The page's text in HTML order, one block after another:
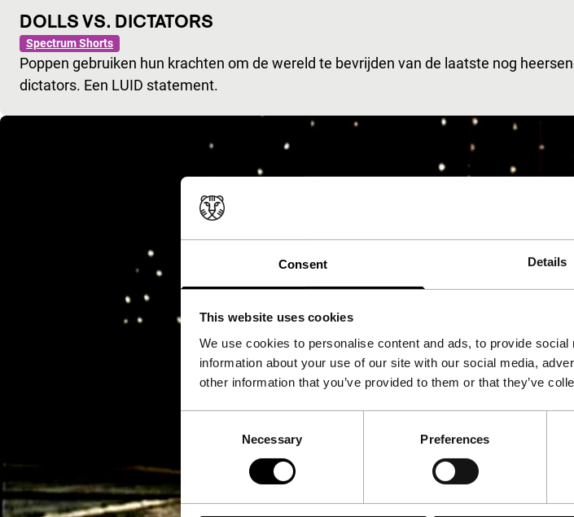
Consent Details
This website uses cookies
We use cookies to personalise content and ads, to provide
information about your use of our site with our social media,
other information that you’ve provided to them or that they’ve
Necessary Preferences
DOLLS VS. DICTATORS
Spectrum Shorts
Poppen gebruiken hun krachten om de wereld te bevrijden van de laatste nog
dictators. Een LUID statement.